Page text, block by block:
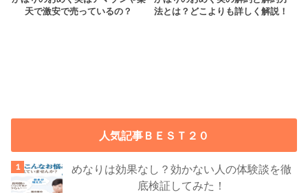
天で激安で売っているの？
法とは？どこよりも詳しく解説！
人気記事ＢＥＳＴ２０
めなりは効果なし？効かない人の体験談を徹
底検証してみた！